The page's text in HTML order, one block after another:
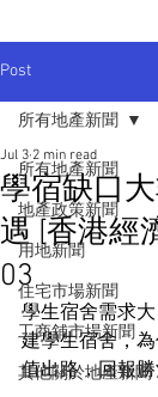
Post
所有地產新聞
地產政策新聞
用地新聞
住宅市場新聞
工商舖市場新聞
其他關於地產新聞
所有地產新聞
學宿缺口
遇 [香港經
03
Jul 3 2 min read
學生宿舍需求
建學生宿舍，
值出路，回報勝